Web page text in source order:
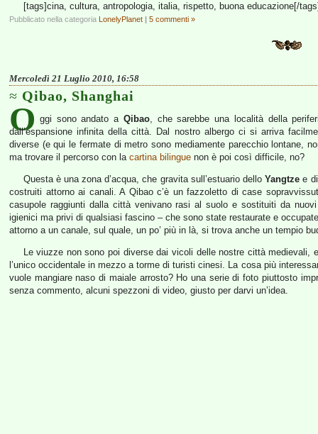
[tags]cina, cultura, antropologia, italia, rispetto, buona educazione[/
Pubblicato nella categoria LonelyPlanet | 5 commenti »
Mercoledì 21 Luglio 2010, 16:58
Qibao, Shanghai
O ggi sono andato a Qibao, che sarebbe una località della
dall’espansione infinita della città. Dal nostro albergo ci si arriva
diverse (e qui le fermate di metro sono mediamente parecchio lontane,
ma trovare il percorso con la cartina bilingue non è poi così difficile, no?
Questa è una zona d’acqua, che gravita sull’estuario delloYangtze e
costruiti attorno ai canali. A Qibao c’è un fazzoletto di case
casupole raggiunti dalla città venivano rasi al suolo e sostituiti da
igienici ma privi di qualsiasi fascino – che sono state restaurate e
attorno a un canale, sul quale, un po’ più in là, si trova anche un tempio
Le viuzze non sono poi diverse dai vicoli delle nostre città
l’unico occidentale in mezzo a torme di turisti cinesi. La cosa più
vuole mangiare naso di maiale arrosto? Ho una serie di foto piuttosto
senza commento, alcuni spezzoni di video, giusto per darvi un’idea.